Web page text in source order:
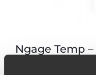
Ngage Temp